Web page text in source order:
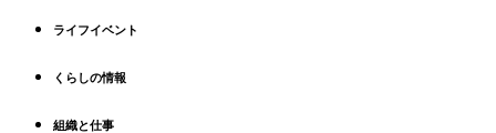
ライフイベント
くらしの情報
組織と仕事